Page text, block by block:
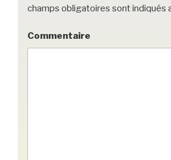
champs obligatoires sont indiqués
Commentaire